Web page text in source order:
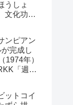
うしょ
文化功労
【日本
ンピアン
完成し
1974年）
「週刊
ットコイ